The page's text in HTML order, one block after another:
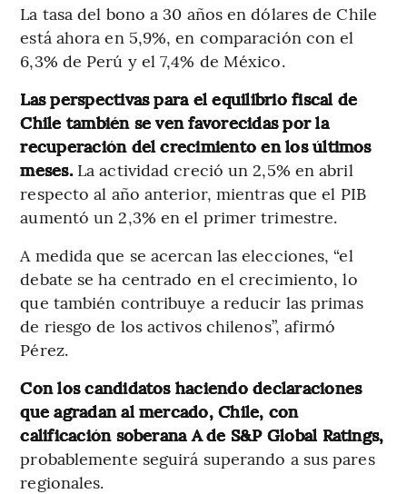
La tasa del bono a 30 años en dólares de Chile
está ahora en 5,9%, en comparación con el
6,3% de Perú y el 7,4% de México.
Las perspectivas para el equilibrio fiscal de
Chile también se ven favorecidas por la
recuperación del crecimiento en los últimos
meses. La actividad creció un 2,5% en abril
respecto al año anterior, mientras que el PIB
aumentó un 2,3% en el primer trimestre.
A medida que se acercan las elecciones, “el
debate se ha centrado en el crecimiento, lo
que también contribuye a reducir las primas
de riesgo de los activos chilenos”, afirmó
Pérez.
Con los candidatos haciendo declaraciones
que agradan al mercado, Chile, con
calificación soberana A de S&P Global Ratings,
probablemente seguirá superando a sus pares
regionales.